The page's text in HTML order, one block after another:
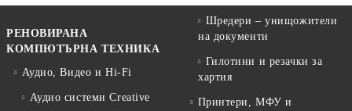
За кого са подходящи
Тези устройства са подходящи за:
домове
РЕНОВИРАНА
КОМПЮТЪРНА ТЕХНИКА
Аудио, Видео и Hi-Fi
Аудио системи Creative
Шредери – унищожители
на документи
Гилотини и резачки за
хартия
Принтери, МФУ и